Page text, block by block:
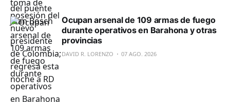
Ocupan arsenal de 109 armas de fuego
durante operativos en Barahona y otras
provincias
DAVID R. LORENZO 07 AGO. 2026